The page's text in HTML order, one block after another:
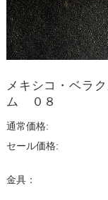
メキシコ・ベラ
ム ０８
通常価格:
セール価格:
金具：